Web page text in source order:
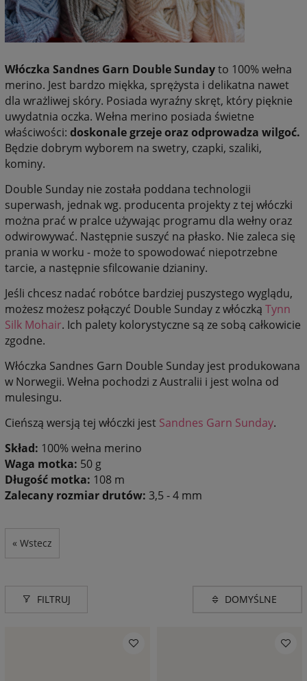
Włóczka Sandnes Garn Double Sundayto 100% wełna
merino. Jest bardzo miękka, sprężysta i delikatna nawet
dla wrażliwej skóry. Posiada wyraźny skręt, który pięknie
uwydatnia oczka. Wełna merino posiada świetne
właściwości: doskonale grzeje oraz odprowadza wilgoć.
Będzie dobrym wyborem na swetry, czapki, szaliki,
kominy.
Double Sunday nie została poddana technologii
superwash, jednak wg. producenta projekty z tej włóczki
można prać w pralce używając programu dla wełny oraz
odwirowywać. Następnie suszyć na płasko. Nie zaleca się
prania w worku - może to spowodować niepotrzebne
tarcie, a następnie sfilcowanie dzianiny.
Jeśli chcesz nadać robótce bardziej puszystego wyglądu,
możesz możesz połączyć Double Sunday z włóczką Tynn
Silk Mohair. Ich palety kolorystyczne są ze sobą całkowicie
zgodne.
Włóczka Sandnes Garn Double Sunday jest produkowana
w Norwegii. Wełna pochodzi z Australii i jest wolna od
mulesingu.
Cieńszą wersją tej włóczki jest Sandnes Garn Sunday.
Skład: 100% wełna merino
Waga motka: 50 g
Długość motka: 108 m
Zalecany rozmiar drutów: 3,5 - 4 mm
« Wstecz
FILTRUJ